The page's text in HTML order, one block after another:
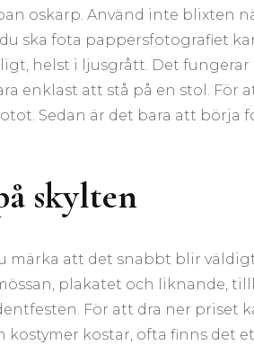
oskarp. Använd inte blixten
ska fota pappersfotografiet
helst i ljusgrått. Det fungerar
enklast att stå på en stol. För
Sedan är det bara att börja
skylten
märka att det snabbt blir
plakatet och liknande,
För att dra ner priset
kostar, ofta finns det